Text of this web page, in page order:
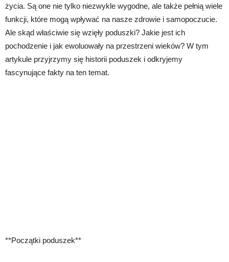
życia. Są one nie tylko niezwykle wygodne, ale także pełnią wiele
funkcji, które mogą wpływać na nasze zdrowie i samopoczucie.
Ale skąd właściwie się wzięły poduszki? Jakie jest ich
pochodzenie i jak ewoluowały na przestrzeni wieków? W tym
artykule przyjrzymy się historii poduszek i odkryjemy
fascynujące fakty na ten temat.
**Początki poduszek**